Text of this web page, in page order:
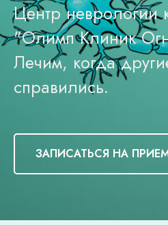
Центр неврологии
"Олимп Клиник
Лечим, когда
справились.
ЗАПИСАТЬСЯ НА